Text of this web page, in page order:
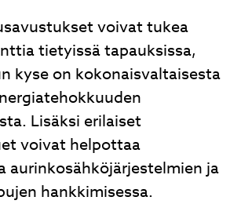
voivat tukea
tietyissä tapauksissa,
kyse on kokonaisvaltaisesta
Lisäksi erilaiset
voivat helpottaa
aurinkosähköjärjestelmien ja
hankkimisessa.